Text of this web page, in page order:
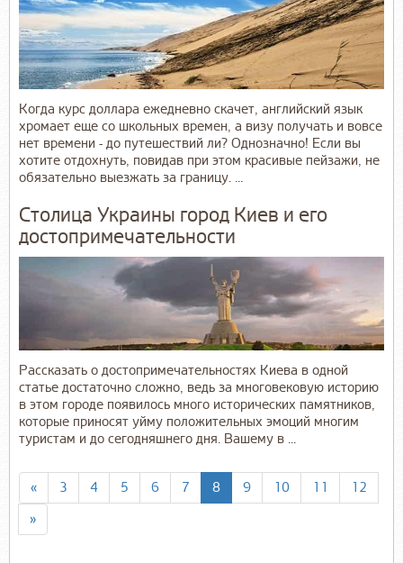
Когда курс доллара ежедневно скачет, английский язык
хромает еще со школьных времен, а визу получать и вовсе
нет времени - до путешествий ли? Однозначно! Если вы
хотите отдохнуть, повидав при этом красивые пейзажи, не
обязательно выезжать за границу. ...
Столица Украины город Киев и его
достопримечательности
Рассказать о достопримечательностях Киева в одной
статье достаточно сложно, ведь за многовековую историю
в этом городе появилось много исторических памятников,
которые приносят уйму положительных эмоций многим
туристам и до сегодняшнего дня. Вашему в ...
« 3 4 5 6 7 8 9 10 11
12
»